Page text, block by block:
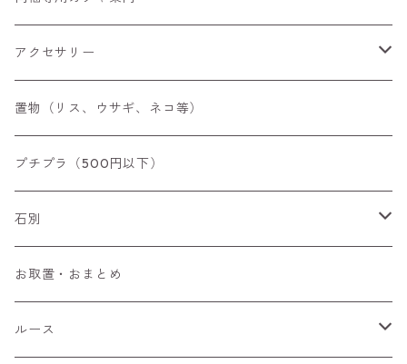
アクセサリー
空枠
リング
ペンダントトップ
ブローチ
チャーム
置物（リス、ウサギ、ネコ等）
プチプラ（500円以下）
石別
アイオライト
アウイナイト
お取置・おまとめ
ルース